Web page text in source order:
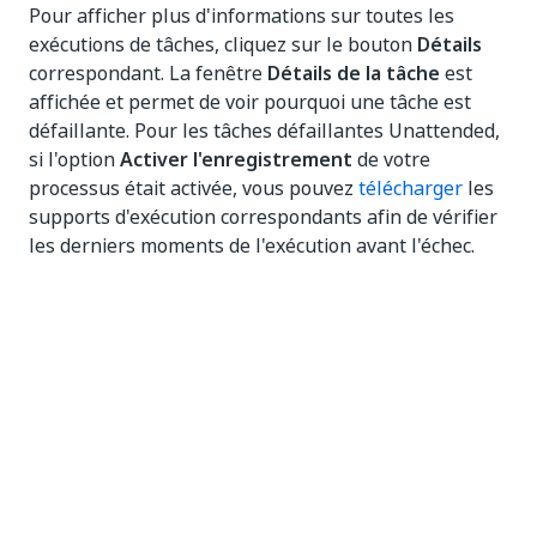
Pour afficher plus d'informations sur toutes les
exécutions de tâches, cliquez sur le bouton Détails
correspondant. La fenêtre Détails de la tâche est
affichée et permet de voir pourquoi une tâche est
défaillante. Pour les tâches défaillantes Unattended,
si l'optionActiver l'enregistrement de votre
processus était activée, vous pouvez télécharger les
supports d'exécution correspondants afin de vérifier
les derniers moments de l'exécution avant l'échec.